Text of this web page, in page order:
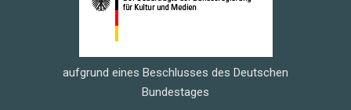
aufgrund eines Beschlusses des Deutschen
Bundestages